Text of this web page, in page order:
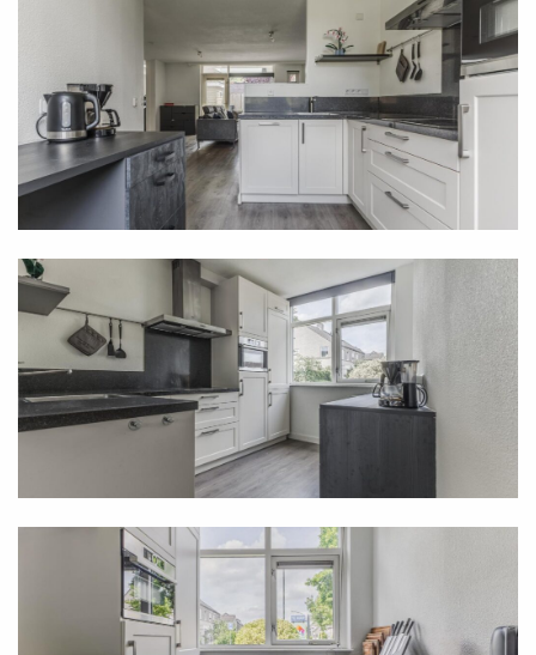
As a resident of this house, you also have a large
garage at your disposal, providing over sixteen
square meters of storage space. The garage can be
accessed internally via the entrance. This is
convenient, as you never have to go outside to reach
your laundry appliances. After all, connection points
for these appliances can also be found in the garage.
First floor
Above the staircase leading to the first floor hangs
the second fixed air conditioning unit in this house.
This air conditioner helps maintain a pleasant indoor
climate on this floor, which otherwise consists of
three full-sized bedrooms and a luxurious bathroom.
The bedrooms are all equipped with beautiful
thanks to a dormer window, while in the rear rooms,
extra storage space has been created behind knee
walls under the sloping roof. Meanwhile, in the
bathroom, you make use of a barrier-free walk-in